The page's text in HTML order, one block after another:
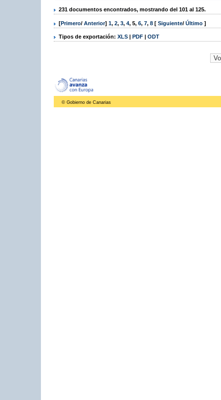
231 documentos encontrados, mostrando del 101 al 125.
[Primero/ Anterior] 1, 2, 3, 4, 5, 6, 7, 8 [ Siguiente/ Último ]
Tipos de exportación: XLS | PDF | ODT
© Gobierno de Canarias